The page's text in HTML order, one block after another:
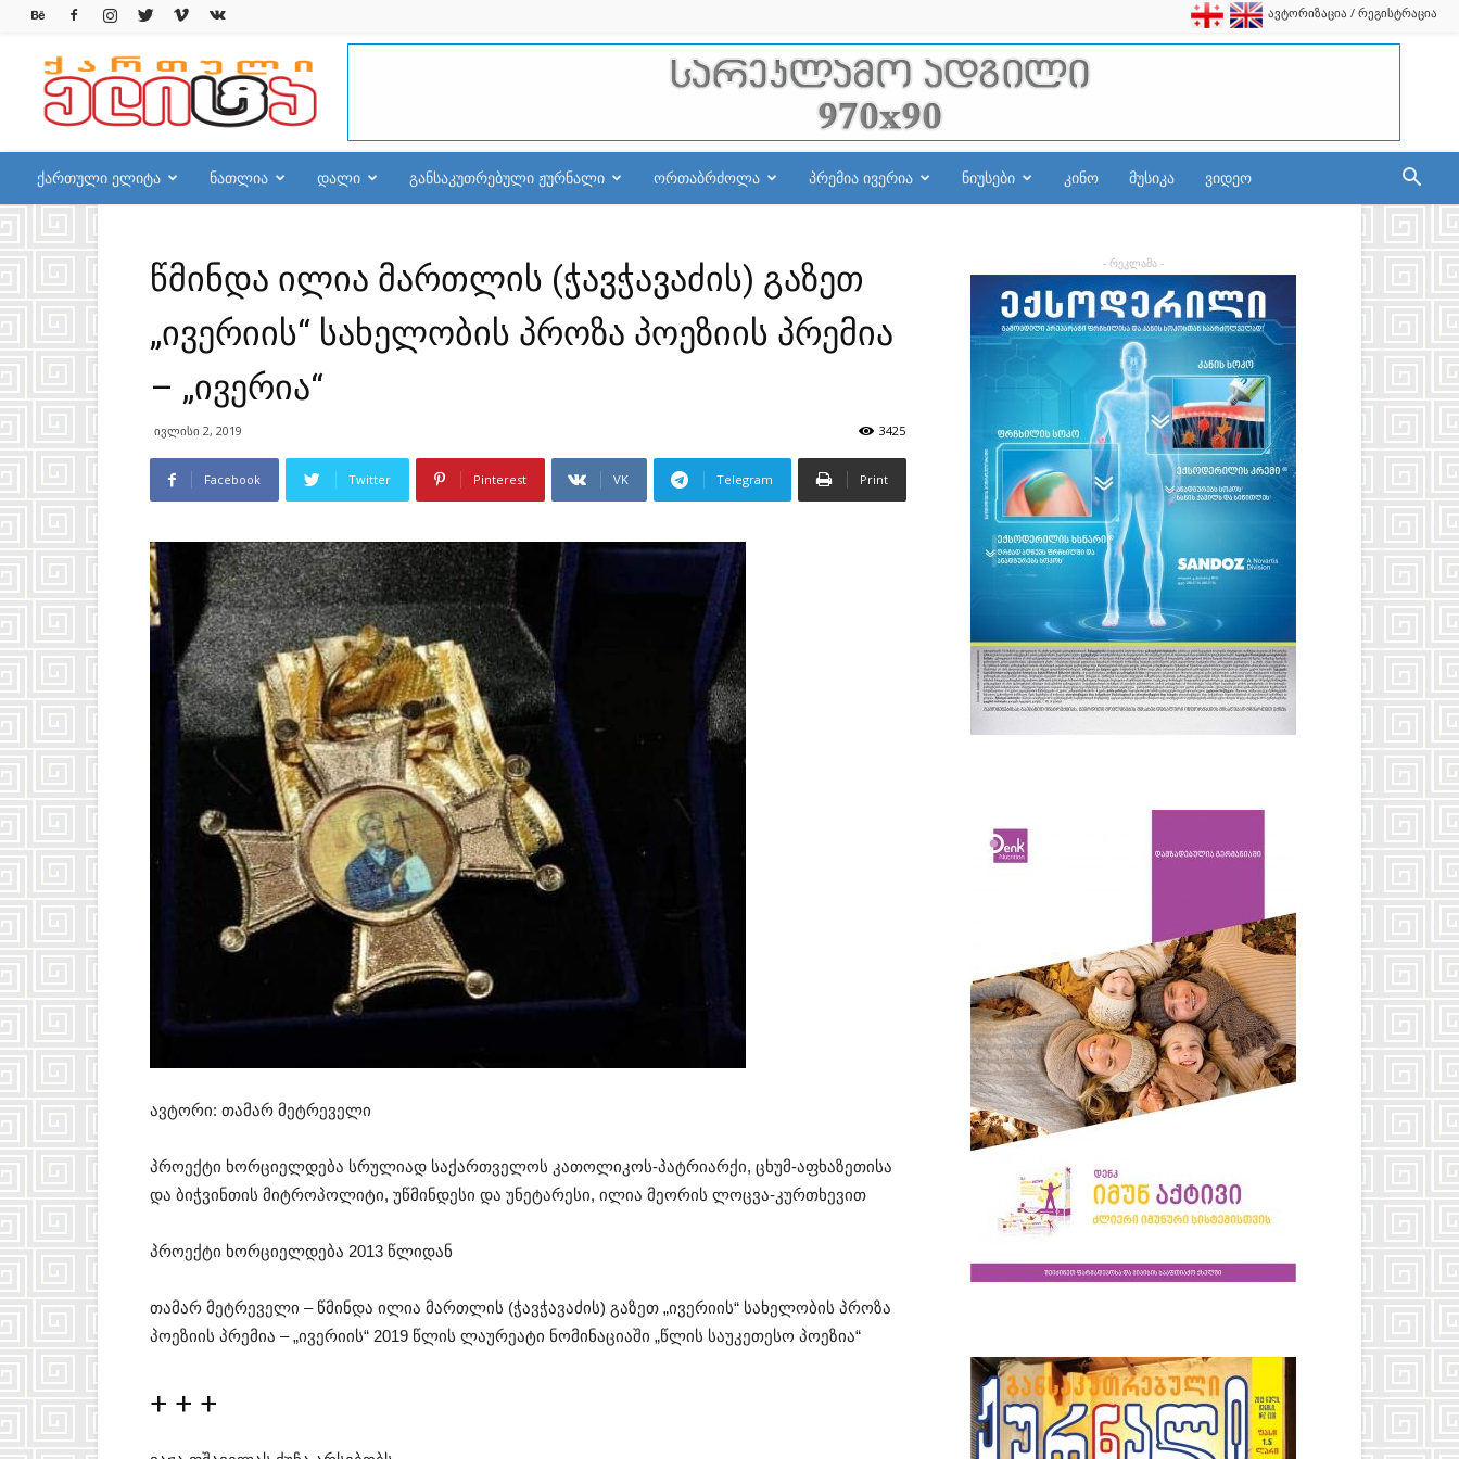
ავტორიზაცია / რეგისტრაცია
qelite.info
ქართული ელიტა ნათლია დალი განსაკუთრებული ჟურნალი ორთაბრძოლა პრემია ივერია ნიუსები კინო მუსიკა ვიდეო
წმინდა ილია მართლის (ჭავჭავაძის) გაზეთ
„ივერიის“ სახელობის პროზა პოეზიის პრემია
– „ივერია“
ივლისი 2, 2019 3425
Facebook Twitter Pinterest VK Telegram Print
ავტორი: თამარ მეტრეველი
პროექტი ხორციელდება სრულიად საქართველოს კათოლიკოს-პატრიარქი, ცხუმ-აფხაზეთისა
და ბიჭვინთის მიტროპოლიტი, უწმინდესი და უნეტარესი, ილია მეორის ლოცვა-კურთხევით
პროექტი ხორციელდება 2013 წლიდან
თამარ მეტრეველი – წმინდა ილია მართლის (ჭავჭავაძის) გაზეთ „ივერიის“ სახელობის პროზა
პოეზიის პრემია – „ივერიის“ 2019 წლის ლაურეატი ნომინაციაში „წლის საუკეთესო პოეზია“
+ + +
- რეკლამა -